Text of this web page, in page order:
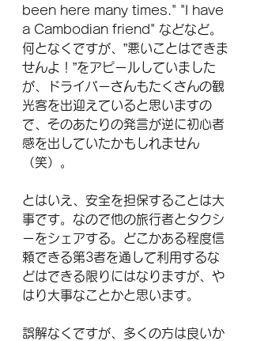
been here many times." "I have
a Cambodian friend" などなど。
何となくですが、”悪いことはできま
せんよ！”をアピールしていました
が、ドライバーさんもたくさんの観
光客を出迎えていると思いますの
で、そのあたりの発言が逆に初心者
感を出していたかもしれません
（笑）。
とはいえ、安全を担保することは大
事です。なので他の旅行者とタクシ
ーをシェアする。どこかある程度信
頼できる第3者を通して利用するな
どはできる限りにはなりますが、や
はり大事なことかと思います。
誤解なくですが、多くの方は良いか